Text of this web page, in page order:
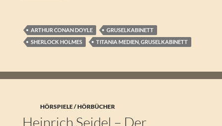
ARTHUR CONAN DOYLE
GRUSELKABINETT
SHERLOCK HOLMES
TITANIA MEDIEN, GRUSELKABINETT
HÖRSPIELE / HÖRBÜCHER
Heinrich Seidel – Der